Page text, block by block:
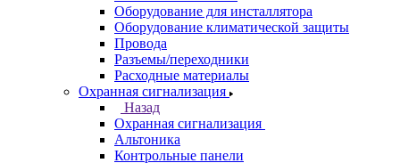
Оборудование для инсталлятора
Оборудование климатической защиты
Провода
Разъемы/переходники
Расходные материалы
Охранная сигнализация
Назад
Охранная сигнализация
Альтоника
Контрольные панели